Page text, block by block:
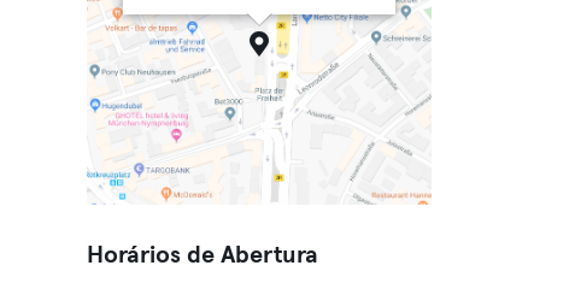
Horários de Abertura